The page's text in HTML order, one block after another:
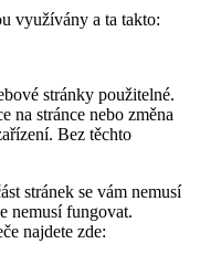
využívány a ta takto:
stránky použitelné.
na stránce nebo změna
Bez těchto
stránek se vám nemusí
nemusí fungovat.
najdete zde: